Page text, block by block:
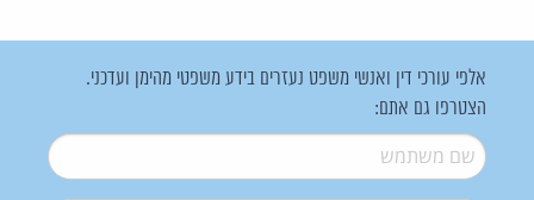
אלפי עורכי דין ואנשי משפט נעזרים בידע משפטי מהימן ועדכני.
הצטרפו גם אתם:
שם משתמש*